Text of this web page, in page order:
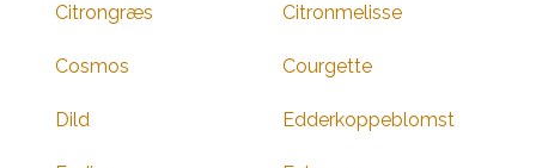
Citrongræs Citronmelisse
Cosmos Courgette
Dild Edderkoppeblomst